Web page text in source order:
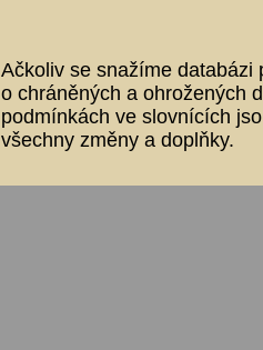
Ačkoliv se snažíme databázi
o chráněných a ohrožených
podmínkách ve slovnících
všechny změny a doplňky.